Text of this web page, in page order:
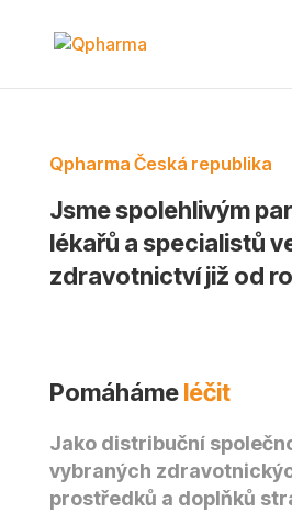
Qpharma Česká republika
Jsme spolehlivým
lékařů a specialistů
zdravotnictví již od
Pomáhámeléčit
Jako distribuční
vybraných
prostředků a doplňků